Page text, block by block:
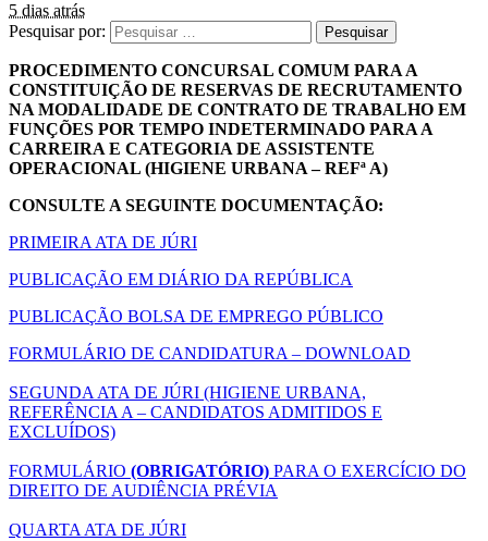
5 dias atrás
Pesquisar por:
PROCEDIMENTO CONCURSAL COMUM PARA A
CONSTITUIÇÃO DE RESERVAS DE RECRUTAMENTO
NA MODALIDADE DE CONTRATO DE TRABALHO EM
FUNÇÕES POR TEMPO INDETERMINADO PARA A
CARREIRA E CATEGORIA DE ASSISTENTE
OPERACIONAL (HIGIENE URBANA – REFª A)
CONSULTE A SEGUINTE DOCUMENTAÇÃO:
PRIMEIRA ATA DE JÚRI
PUBLICAÇÃO EM DIÁRIO DA REPÚBLICA
PUBLICAÇÃO BOLSA DE EMPREGO PÚBLICO
FORMULÁRIO DE CANDIDATURA – DOWNLOAD
SEGUNDA ATA DE JÚRI (HIGIENE URBANA,
REFERÊNCIA A – CANDIDATOS ADMITIDOS E
EXCLUÍDOS)
FORMULÁRIO (OBRIGATÓRIO) PARA O EXERCÍCIO DO
DIREITO DE AUDIÊNCIA PRÉVIA
QUARTA ATA DE JÚRI